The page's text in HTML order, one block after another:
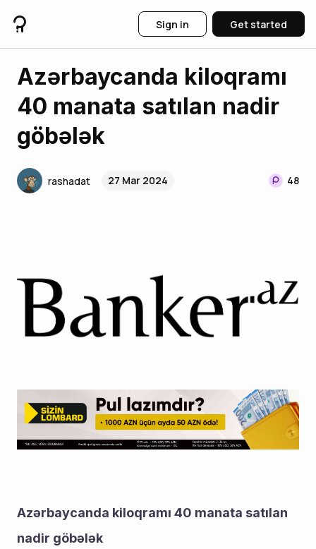
Sign in Get started
Azərbaycanda kiloqramı
40 manata satılan nadir
göbələk
rashadat 27 Mar 2024 48
Azərbaycanda kiloqramı 40 manata satılan
nadir göbələk